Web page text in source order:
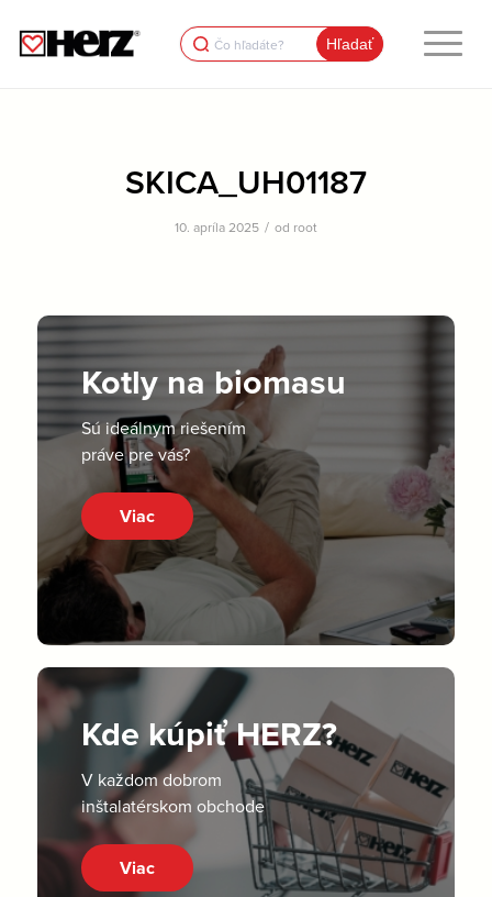
Search
for:
SKICA_UH01187
10. apríla 2025 / od root
Kotly na biomasu
Sú ideálnym riešením
práve pre vás?
Viac
Kde kúpiť HERZ?
V každom dobrom
inštalatérskom obchode
Viac